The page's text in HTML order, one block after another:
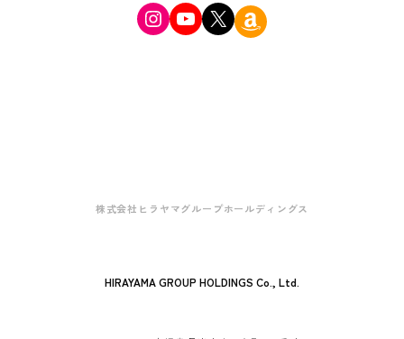
Instagram
YouTube
X Amazon
株式会社ヒラヤマグループホールディングス
HIRAYAMA GROUP HOLDINGS Co., Ltd.